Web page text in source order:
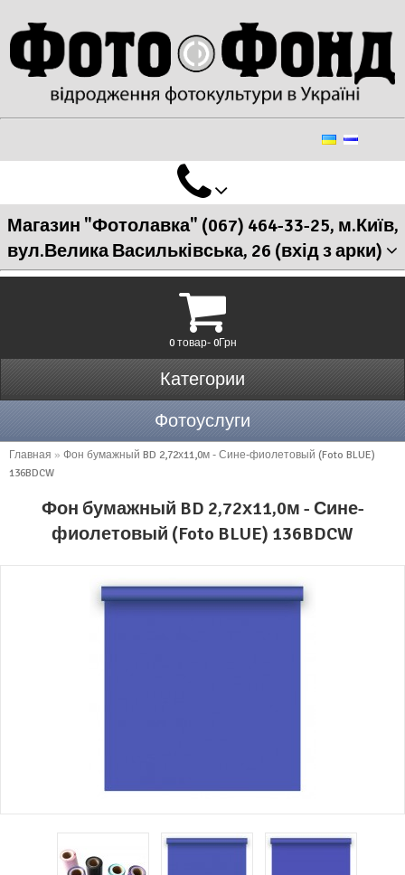
Магазин "Фотолавка" (067) 464-33-25, м.Київ,
вул.Велика Васильківська, 26 (вхід з арки)
0 товар- 0Грн
Категории
Фотоуслуги
Главная » Фон бумажный BD 2,72х11,0м - Сине-фиолетовый (Foto BLUE)
136BDCW
Фон бумажный BD 2,72х11,0м - Сине-
фиолетовый (Foto BLUE) 136BDCW